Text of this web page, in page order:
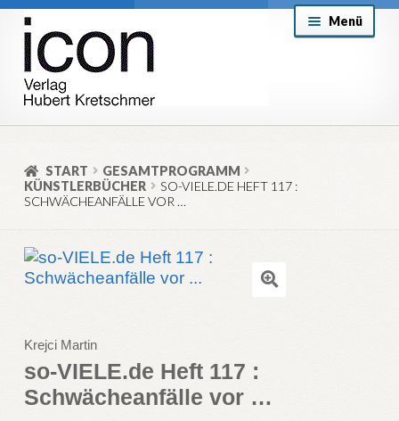
Zur
Navigation
springen
Zum
Inhalt
springen
Menü
About
Versand & Lieferung
Allgemeine Geschäftsbedingungen
Aktuell
START
GESAMTPROGRAMM
KÜNSTLERBÜCHER
SO-VIELE.DE HEFT 117 :
SCHWÄCHEANFÄLLE VOR …
Krejci Martin
so-VIELE.de Heft 117 :
Schwächeanfälle vor …